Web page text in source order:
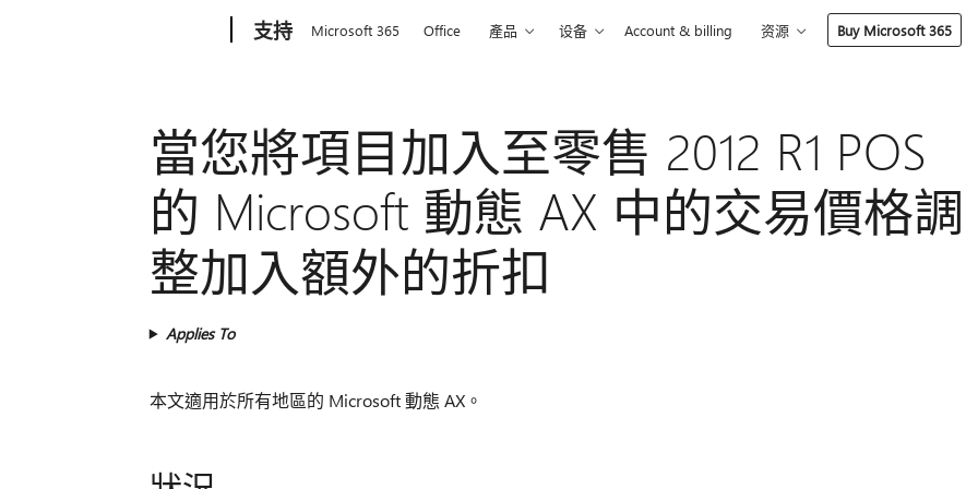
支持 Microsoft 365 Office 產品 设备 Account & billing 资源 Buy Microsoft 365
當您將項目加入至零售 2012 R1 POS
的 Microsoft 動態 AX 中的交易價格調
整加入額外的折扣
Applies To
本文適用於所有地區的 Microsoft 動態 AX。